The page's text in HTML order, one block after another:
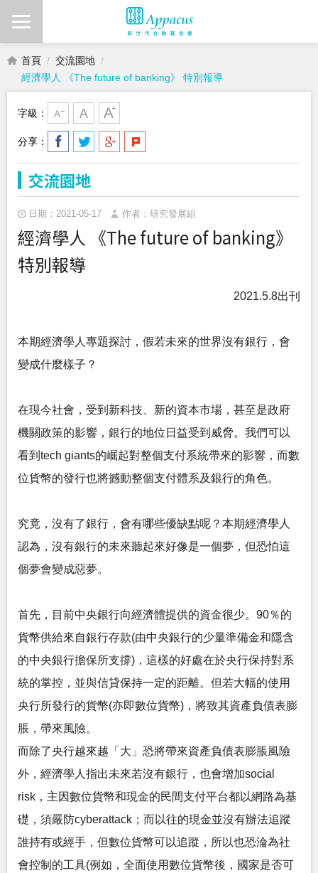
首頁
交流園地
經濟學人 《The future of banking》 特別報導
字級：
分享：
交流園地
日期：2021-05-17 作者：研究發展組
經濟學人 《The future of banking》
特別報導
2021.5.8出刊
本期經濟學人專題探討，假若未來的世界沒有銀行，會
變成什麼樣子？
在現今社會，受到新科技、新的資本市場，甚至是政府
機關政策的影響，銀行的地位日益受到威脅。我們可以
看到tech giants的崛起對整個支付系統帶來的影響，而數
位貨幣的發行也將撼動整個支付體系及銀行的角色。
究竟，沒有了銀行，會有哪些優缺點呢？本期經濟學人
認為，沒有銀行的未來聽起來好像是一個夢，但恐怕這
個夢會變成惡夢。
首先，目前中央銀行向經濟體提供的資金很少。90％的
貨幣供給來自銀行存款(由中央銀行的少量準備金和隱含
的中央銀行擔保所支撐)，這樣的好處在於央行保持對系
統的掌控，並與信貸保持一定的距離。但若大幅的使用
央行所發行的貨幣(亦即數位貨幣)，將致其資產負債表膨
脹，帶來風險。
而除了央行越來越「大」恐將帶來資產負債表膨脹風險
外，經濟學人指出未來若沒有銀行，也會增加social
risk，主因數位貨幣和現金的民間支付平台都以網路為基
礎，須嚴防cyberattack；而以往的現金並沒有辦法追蹤
誰持有或經手，但數位貨幣可以追蹤，所以也恐淪為社
會控制的工具(例如，全面使用數位貨幣後，國家是否可